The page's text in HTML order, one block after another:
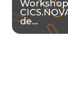
de…